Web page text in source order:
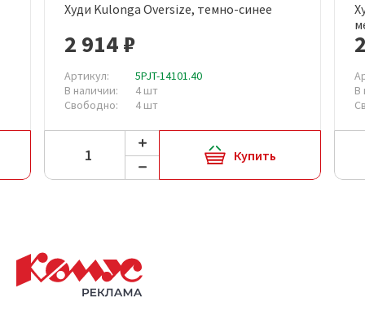
Худи Kulonga Oversize, темно-синее
2 914 ₽
Артикул:
5PJT-14101.40
В наличии:
4 шт
Свободно:
4 шт
Купить
В